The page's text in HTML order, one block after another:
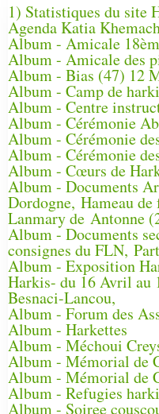
1) Statistiques du site
Agenda Katia
Album - Amicale
Album - Amicale des
Album - Bias (47) 12
Album - Camp de
Album - Centre
Album - Cérémonie
Album - Cérémonie
Album - Cérémonie
Album - Cœurs de
Album - Documents
Dordogne, Hameau de
Lanmary de Antonne
Album - Documents
consignes du FLN,
Album - Exposition
Harkis- du 16 Avril au
Besnaci-Lancou,
Album - Forum des
Album - Harkettes
Album - Méchoui
Album - Mémorial de
Album - Mémorial de
Album - Refugies
Album - Soiree